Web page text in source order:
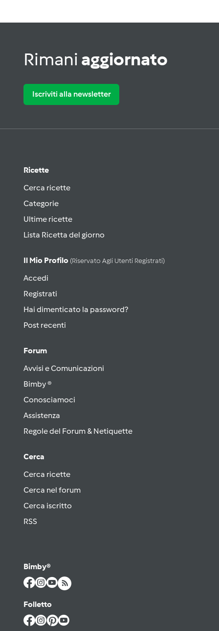
Rimani aggiornato
Iscriviti alla newsletter
Ricette
Cerca ricette
Categorie
Ultime ricette
Lista Ricetta del giorno
Il Mio Profilo (riservato Agli Utenti Registrati)
Accedi
Registrati
Hai dimenticato la password?
Post recenti
Forum
Avvisi e Comunicazioni
Bimby ®
Conosciamoci
Assistenza
Regole del Forum & Netiquette
Cerca
Cerca ricette
Cerca nel forum
Cerca iscritto
RSS
Bimby®
Folletto